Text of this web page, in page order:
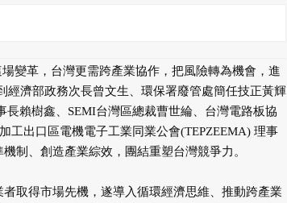
變革，台灣更需跨產業協作，把風險轉為機會，進
濟部政務次長曾文生、環保署廢管處簡任技正黃輝
賴樹鑫、SEMI台灣區總裁曹世綸、台灣電路板協
工出口區電機電子工業同業公會(TEPZEEMA) 理事
制、創造產業綜效，團結重塑台灣競爭力。
取得市場先機，遂導入循環經濟思維、推動跨產業